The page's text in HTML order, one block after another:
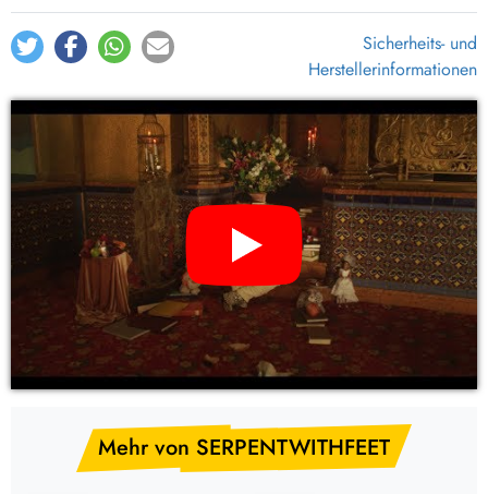
Sicherheits- und
Herstellerinformationen
YouTube Video: SERPENTWITHFEET – soil (CD)
Mehr von SERPENTWITHFEET